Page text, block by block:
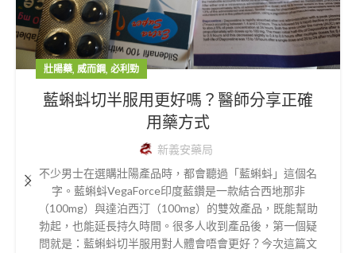
壯陽藥, 威而鋼, 必利勁
藍蝌蚪切半服用更好嗎？醫師分享正確
用藥方式
新義安藥局
不少男士在選購壯陽產品時，都會聽過「藍蝌蚪」這個名
字。藍蝌蚪VegaForce印度藍鑽是一款結合西地那非
（100mg）與達泊西汀（100mg）的雙效產品，既能幫助
勃起，也能延長持久時間。很多人收到產品後，第一個疑
問就是：藍蝌蚪切半服用對人體會唔會更好？今次這篇文